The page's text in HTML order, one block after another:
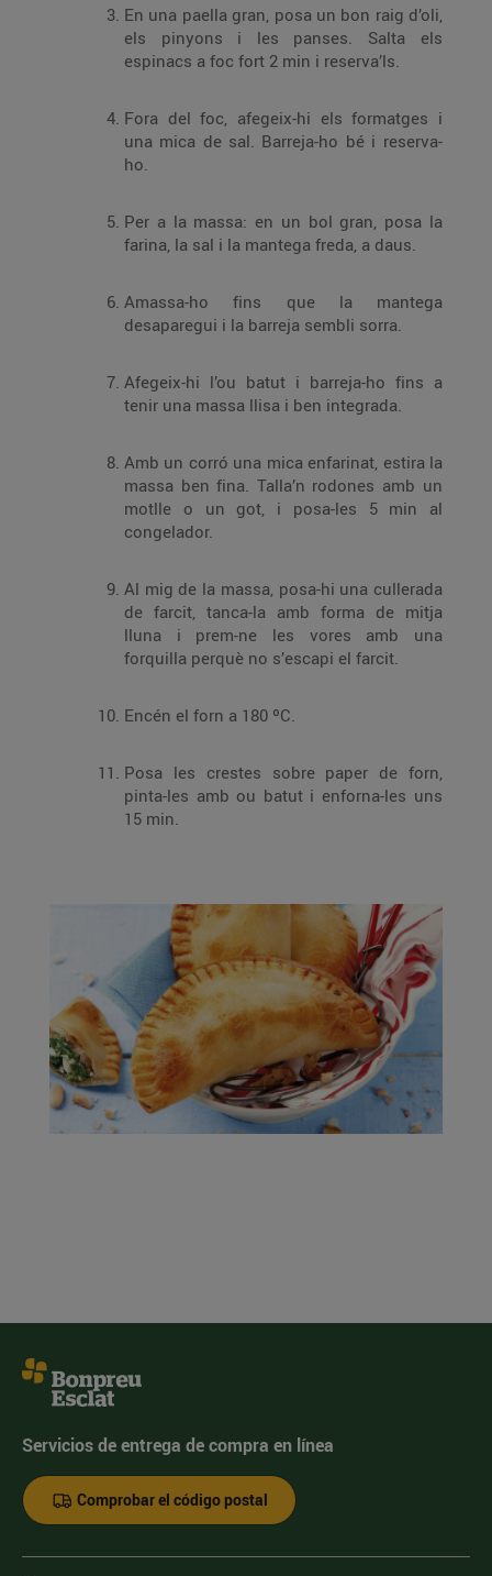
En una paella gran, posa un bon raig d’oli,
els pinyons i les panses. Salta els
espinacs a foc fort 2 min i reserva’ls.
Fora del foc, afegeix-hi els formatges i
una mica de sal. Barreja-ho bé i reserva-
ho.
Per a la massa: en un bol gran, posa la
farina, la sal i la mantega freda, a daus.
Amassa-ho fins que la mantega
desaparegui i la barreja sembli sorra.
Afegeix-hi l’ou batut i barreja-ho fins a
tenir una massa llisa i ben integrada.
Amb un corró una mica enfarinat, estira la
massa ben fina. Talla’n rodones amb un
motlle o un got, i posa-les 5 min al
congelador.
Al mig de la massa, posa-hi una cullerada
de farcit, tanca-la amb forma de mitja
lluna i prem-ne les vores amb una
forquilla perquè no s’escapi el farcit.
Encén el forn a 180 ºC.
Posa les crestes sobre paper de forn,
pinta-les amb ou batut i enforna-les uns
15 min.
Servicios de entrega de compra en línea
Comprobar el código postal